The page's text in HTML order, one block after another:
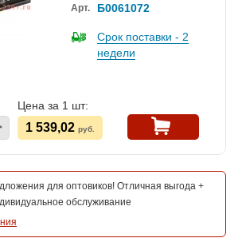
Арт. Б0061072
Срок поставки - 2
недели
Цена за 1 шт:
1 539,02 руб.
для оптовиков! Отличная выгода +
обслуживание